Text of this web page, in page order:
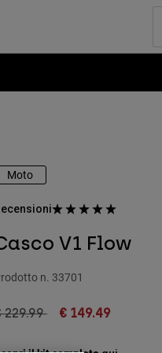
Moto
V1 Flow
n. 33701
reduced from
229.99to€ 149.49